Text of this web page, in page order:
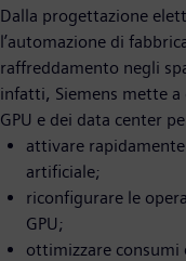
Dalla progettazione
l’automazione di
raffreddamento negli
infatti, Siemens mette
GPU e dei data center
attivare
artificiale;
riconfigurare le
GPU;
ottimizzare consumi